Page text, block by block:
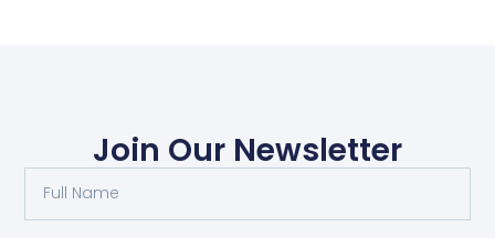
Join Our Newsletter